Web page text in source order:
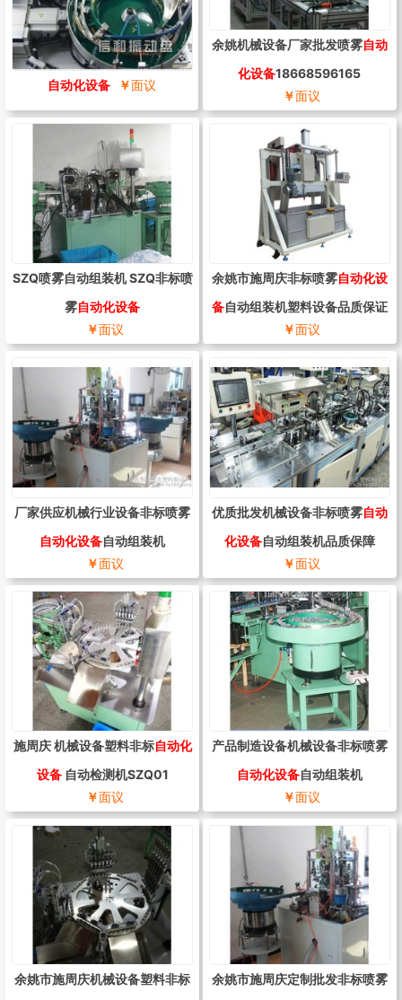
自动化设备 ￥面议
余姚机械设备厂家批发喷雾自动
化设备18668596165
￥面议
SZQ喷雾自动组装机 SZQ非标喷
雾自动化设备
￥面议
余姚市施周庆非标喷雾自动化设
备自动组装机塑料设备品质保证
￥面议
厂家供应机械行业设备非标喷雾
自动化设备自动组装机
￥面议
优质批发机械设备非标喷雾自动
化设备自动组装机品质保障
￥面议
施周庆 机械设备塑料非标自动化
设备自动检测机SZQ01
￥面议
产品制造设备机械设备非标喷雾
自动化设备自动组装机
￥面议
余姚市施周庆机械设备塑料非标 余姚市施周庆定制批发非标喷雾